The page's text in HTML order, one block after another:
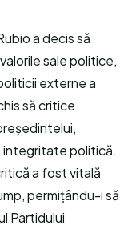
a decis să
sale politice,
externe a
să critice
integritate politică.
a fost vitală
permițându-i să
Partidului